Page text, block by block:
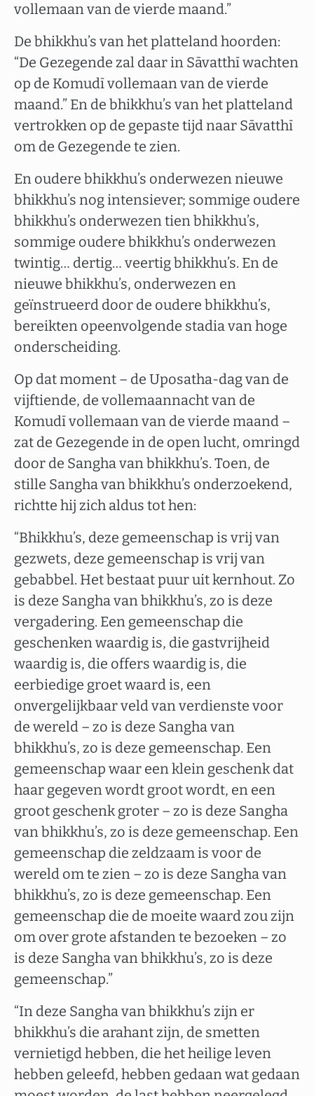
vollemaan van de vierde maand.”
De bhikkhu’s van het platteland hoorden:
“De Gezegende zal daar in Sāvatthī wachten
op de Komudī vollemaan van de vierde
maand.” En de bhikkhu’s van het platteland
vertrokken op de gepaste tijd naar Sāvatthī
om de Gezegende te zien.
En oudere bhikkhu’s onderwezen nieuwe
bhikkhu’s nog intensiever; sommige oudere
bhikkhu’s onderwezen tien bhikkhu’s,
sommige oudere bhikkhu’s onderwezen
twintig… dertig… veertig bhikkhu’s. En de
nieuwe bhikkhu’s, onderwezen en
geïnstrueerd door de oudere bhikkhu’s,
bereikten opeenvolgende stadia van hoge
onderscheiding.
Op dat moment – de Uposatha-dag van de
vijftiende, de vollemaannacht van de
Komudī vollemaan van de vierde maand –
zat de Gezegende in de open lucht, omringd
door de Sangha van bhikkhu’s. Toen, de
stille Sangha van bhikkhu’s onderzoekend,
richtte hij zich aldus tot hen:
“Bhikkhu’s, deze gemeenschap is vrij van
gezwets, deze gemeenschap is vrij van
gebabbel. Het bestaat puur uit kernhout. Zo
is deze Sangha van bhikkhu’s, zo is deze
vergadering. Een gemeenschap die
geschenken waardig is, die gastvrijheid
waardig is, die offers waardig is, die
eerbiedige groet waard is, een
onvergelijkbaar veld van verdienste voor
de wereld – zo is deze Sangha van
bhikkhu’s, zo is deze gemeenschap. Een
gemeenschap waar een klein geschenk dat
haar gegeven wordt groot wordt, en een
groot geschenk groter – zo is deze Sangha
van bhikkhu’s, zo is deze gemeenschap. Een
gemeenschap die zeldzaam is voor de
wereld om te zien – zo is deze Sangha van
bhikkhu’s, zo is deze gemeenschap. Een
gemeenschap die de moeite waard zou zijn
om over grote afstanden te bezoeken – zo
is deze Sangha van bhikkhu’s, zo is deze
gemeenschap.”
“In deze Sangha van bhikkhu’s zijn er
bhikkhu’s die arahant zijn, de smetten
vernietigd hebben, die het heilige leven
hebben geleefd, hebben gedaan wat gedaan